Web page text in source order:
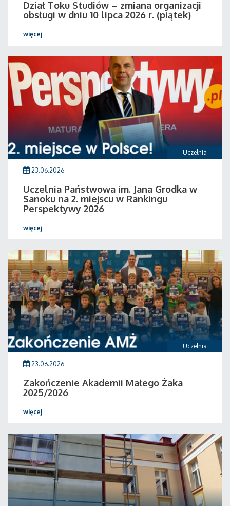
Dział Toku Studiów – zmiana organizacji
obsługi w dniu 10 lipca 2026 r. (piątek)
więcej
Uczelnia
23.06.2026
Uczelnia Państwowa im. Jana Grodka w
Sanoku na 2. miejscu w Rankingu
Perspektywy 2026
więcej
Uczelnia
23.06.2026
Zakończenie Akademii Małego Żaka
2025/2026
więcej